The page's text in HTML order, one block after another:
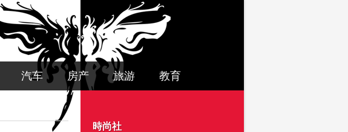
汽车 房产 旅游 教育
時尚社